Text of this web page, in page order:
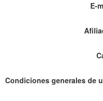
E-
Condiciones generales de